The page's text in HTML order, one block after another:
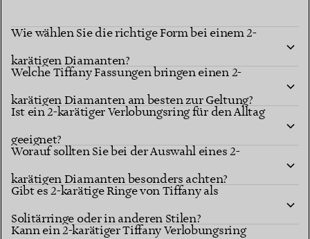
Wie wählen Sie die richtige Form bei einem 2-
karätigen Diamanten?
Welche Tiffany Fassungen bringen einen 2-
karätigen Diamanten am besten zur Geltung?
Ist ein 2-karätiger Verlobungsring für den Alltag
geeignet?
Worauf sollten Sie bei der Auswahl eines 2-
karätigen Diamanten besonders achten?
Gibt es 2-karätige Ringe von Tiffany als
Solitärringe oder in anderen Stilen?
Kann ein 2-karätiger Tiffany Verlobungsring